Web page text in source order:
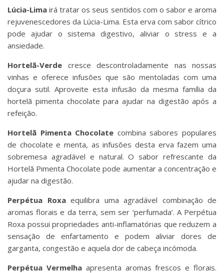
Lúcia-Lima irá tratar os seus sentidos com o sabor e aroma
rejuvenescedores da Lúcia-Lima. Esta erva com sabor cítrico
pode ajudar o sistema digestivo, aliviar o stress e a
ansiedade.
Hortelã-Verde cresce descontroladamente nas nossas
vinhas e oferece infusões que são mentoladas com uma
doçura sutil. Aproveite esta infusão da mesma família da
hortelã pimenta chocolate para ajudar na digestão após a
refeição.
Hortelã Pimenta Chocolate combina sabores populares
de chocolate e menta, as infusões desta erva fazem uma
sobremesa agradável e natural. O sabor refrescante da
Hortelã Pimenta Chocolate pode aumentar a concentração e
ajudar na digestão.
Perpétua Roxaequilibra uma agradável combinação de
aromas florais e da terra, sem ser ‘perfumada’. A Perpétua
Roxa possui propriedades anti-inflamatórias que reduzem a
sensação de enfartamento e podem aliviar dores de
garganta, congestão e aquela dor de cabeça incómoda.
Perpétua Vermelhaapresenta aromas frescos e florais.